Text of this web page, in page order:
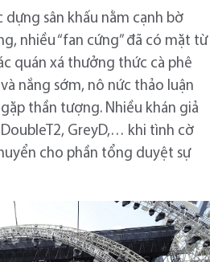
dựng sân khấu nằm cạnh bờ
nhiều “fan cứng” đã có mặt từ
quán xá thưởng thức cà phê
nắng sớm, nô nức thảo luận
thần tượng. Nhiều khán giả
GreyD,… khi tình cờ
cho phần tổng duyệt sự